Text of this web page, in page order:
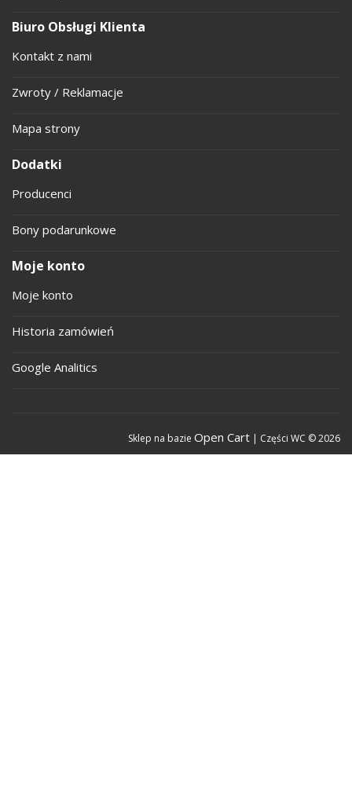
Biuro Obsługi Klienta
Kontakt z nami
Zwroty / Reklamacje
Mapa strony
Dodatki
Producenci
Bony podarunkowe
Moje konto
Moje konto
Historia zamówień
Google Analitics
Sklep na bazie Open Cart | Części WC © 2026